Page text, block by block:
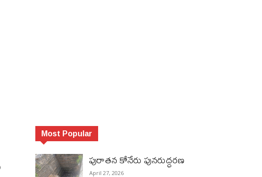
Most Popular
పురాత‌న కోనేరు పున‌రుద్ధ‌ర‌ణ
April 27, 2026